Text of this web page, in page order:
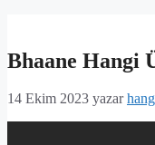
Bhaane Hangi
14 Ekim 2023 yazar